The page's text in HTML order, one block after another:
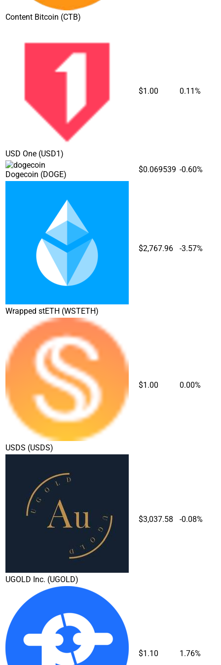
Content Bitcoin (CTB)
USD One (USD1)
$1.00 0.11%
Dogecoin (DOGE)
$0.069539 -0.60%
Wrapped stETH (WSTETH)
$2,767.96 -3.57%
USDS (USDS)
$1.00 0.00%
UGOLD Inc. (UGOLD)
$3,037.58 -0.08%
$1.10 1.76%